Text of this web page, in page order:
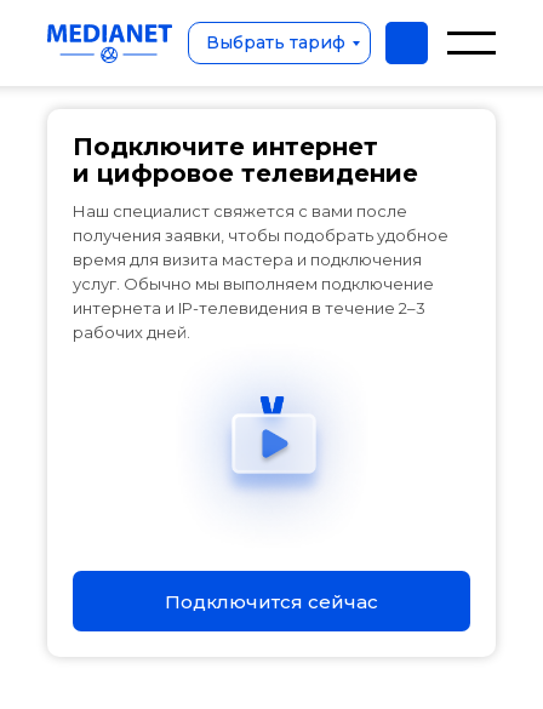
Выбрать тариф
Подключится сейчас
Наш специалист свяжется с вами после
получения заявки, чтобы подобрать удобное
время для визита мастера и подключения
услуг. Обычно мы выполняем подключение
интернета и IP-телевидения в течение 2–3
рабочих дней.
Подключите интернет
и цифровое телевидение
цифровое телевидение